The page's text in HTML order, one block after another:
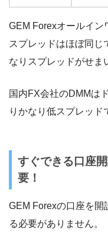
GEM Forexオールイン
スプレッドはほぼ同じ
なりスプレッドがせま
国内FX会社のDMMは
りかなり低スプレッド
すぐできる口座
要！
GEM Forexの口座を開
る必要がありません。